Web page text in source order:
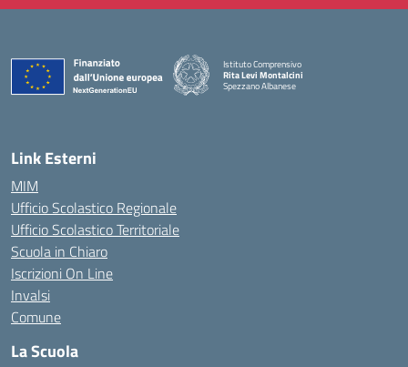
Istituto Comprensivo
Rita Levi Montalcini
Spezzano Albanese
— Visita la pagina iniziale della scuola
Link Esterni
MIM
Ufficio Scolastico Regionale
Ufficio Scolastico Territoriale
Scuola in Chiaro
Iscrizioni On Line
Invalsi
Comune
La Scuola